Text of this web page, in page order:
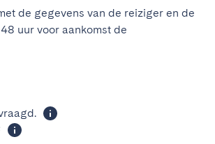
de gegevens van de reiziger en de
uur voor aankomst de